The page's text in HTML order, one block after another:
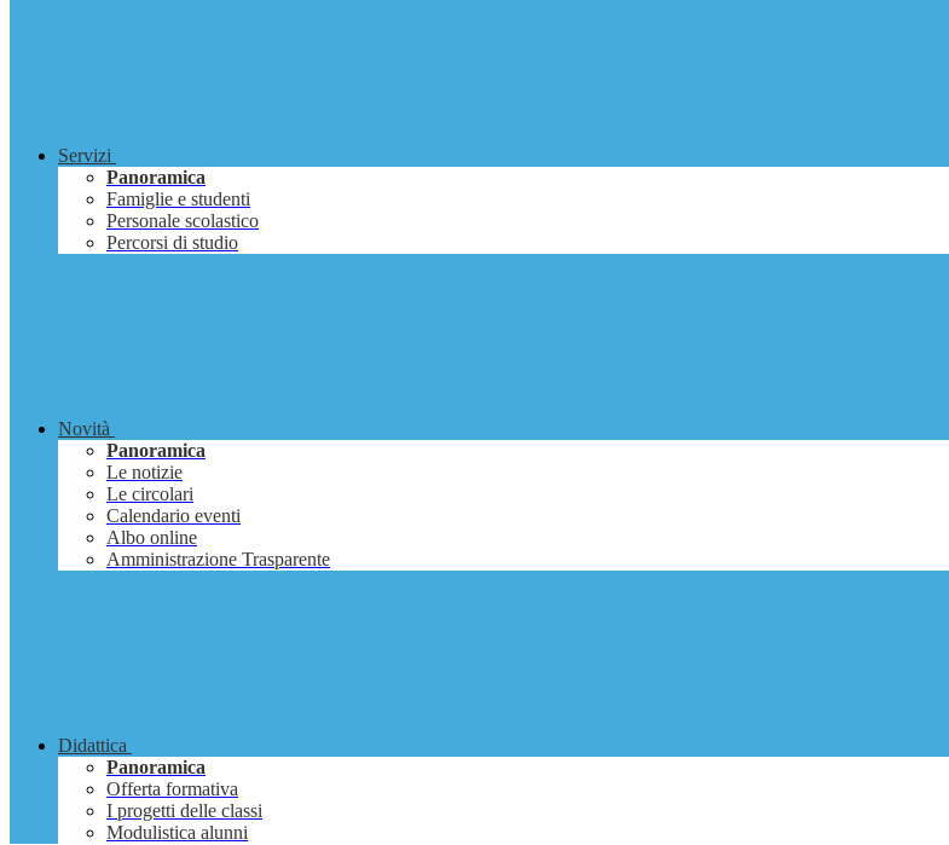
Servizi
Panoramica
Famiglie e studenti
Personale scolastico
Percorsi di studio
Novità
Panoramica
Le notizie
Le circolari
Calendario eventi
Albo online
Amministrazione Trasparente
Didattica
Panoramica
Offerta formativa
I progetti delle classi
Modulistica alunni